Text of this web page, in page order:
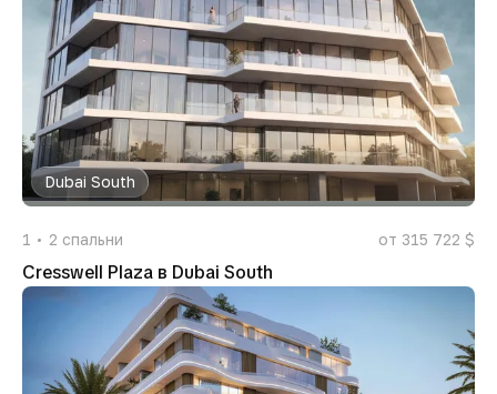
Dubai South
1 2 спальни от 315 722 $
Cresswell Plaza в Dubai South